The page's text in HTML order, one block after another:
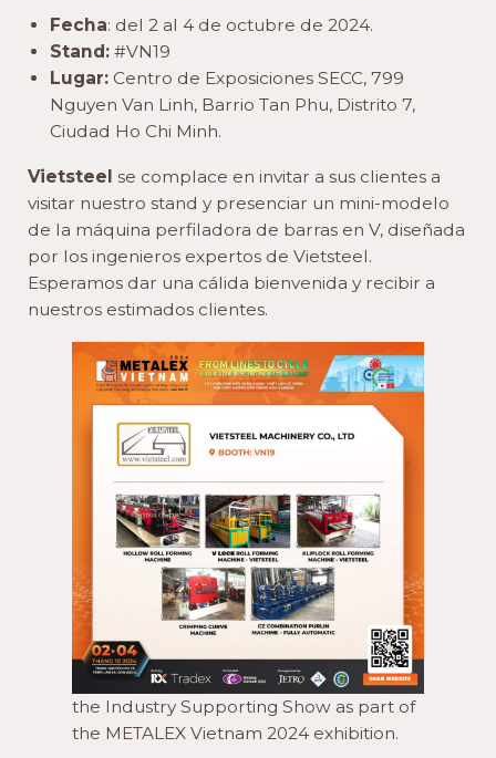
Fecha: del 2 al 4 de octubre de 2024.
Stand: #VN19
Lugar: Centro de Exposiciones SECC, 799
Nguyen Van Linh, Barrio Tan Phu, Distrito 7,
Ciudad Ho Chi Minh.
Vietsteel se complace en invitar a sus clientes a
visitar nuestro stand y presenciar un mini-modelo
de la máquina perfiladora de barras en V, diseñada
por los ingenieros expertos de Vietsteel.
Esperamos dar una cálida bienvenida y recibir a
nuestros estimados clientes.
the Industry Supporting Show as part of
the METALEX Vietnam 2024 exhibition.